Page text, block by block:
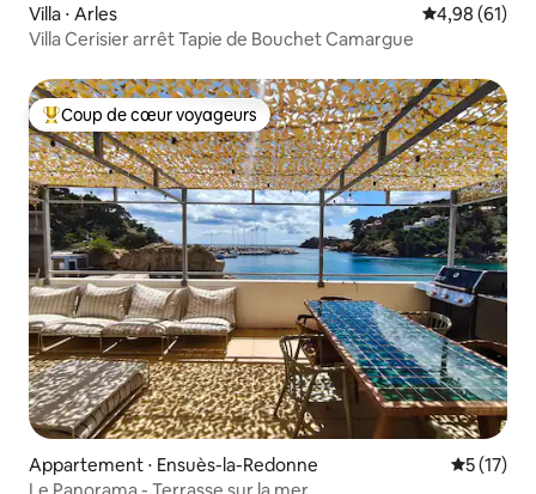
Villa ⋅ Arles Évaluation
4,98 (61)
Villa Cerisier arrêt Tapie de Bouchet Camargue
Coups de cœur voyageurs les plus appréciés
Coup de cœur voyageurs
Appartement ⋅ Ensuès-la-Redonne
5 (17)
Le Panorama - Terrasse sur la mer